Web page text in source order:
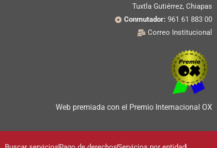
Tuxtla Gutiérrez, Chiapas
Conmutador: 961 61 883 00
Correo Institucional
Web premiada con el Premio Internacional OX